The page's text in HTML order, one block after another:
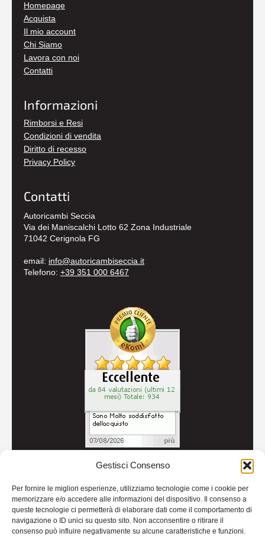
Gestisci Consenso
Per fornire le migliori esperienze, utilizziamo tecnologie come i cookie per
memorizzare e/o accedere alle informazioni del dispositivo. Il consenso a
queste tecnologie ci permetterà di elaborare dati come il comportamento di
navigazione o ID unici su questo sito. Non acconsentire o ritirare il
consenso può influire negativamente su alcune caratteristiche e funzioni.
Homepage
Acquista
Il mio account
Chi Siamo
Lavora con noi
Contatti
Informazioni
Rimborsi e Resi
Condizioni di vendita
Diritto di recesso
Privacy Policy
Contatti
Autoricambi Seccia
Via dei Maniscalchi Lotto 62 Zona Industriale
71042 Cerignola FG
email: info@autoricambiseccia.it
Telefono: +39 351 000 6467
Credits